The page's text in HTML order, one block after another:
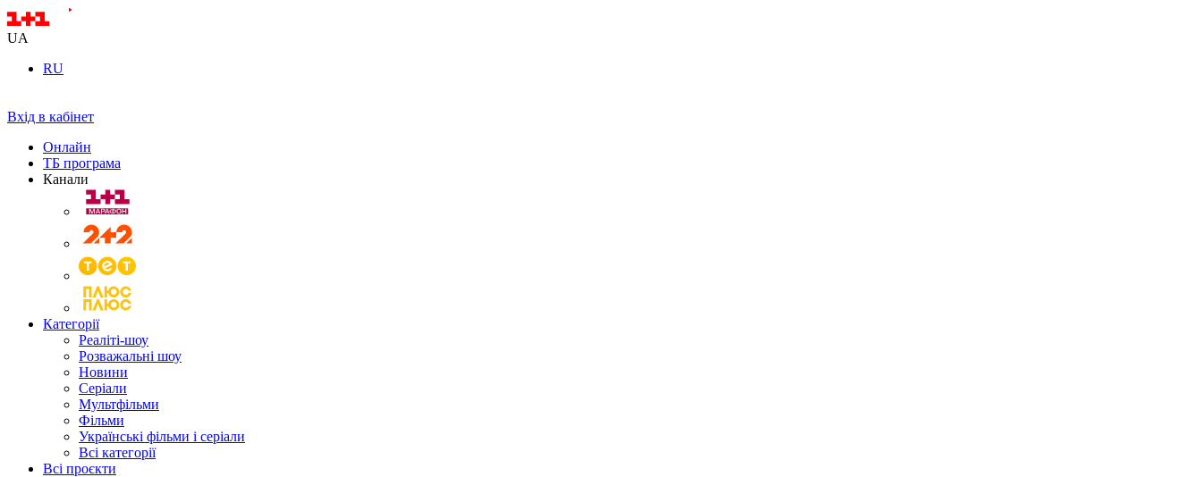
UA
RU
Вхід в кабінет
Онлайн
ТБ програма
Канали
Категорії
Реаліті-шоу
Розважальні шоу
Новини
Серіали
Мультфільми
Фільми
Українські фільми і серіали
Всі категорії
Всі проєкти